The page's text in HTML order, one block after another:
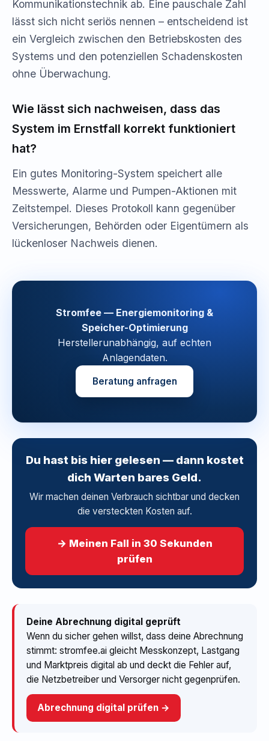
Kommunikationstechnik ab. Eine pauschale Zahl
lässt sich nicht seriös nennen – entscheidend ist
ein Vergleich zwischen den Betriebskosten des
Systems und den potenziellen Schadenskosten
ohne Überwachung.
Wie lässt sich nachweisen, dass das
System im Ernstfall korrekt funktioniert
hat?
Ein gutes Monitoring-System speichert alle
Messwerte, Alarme und Pumpen-Aktionen mit
Zeitstempel. Dieses Protokoll kann gegenüber
Versicherungen, Behörden oder Eigentümern als
lückenloser Nachweis dienen.
Stromfee — Energiemonitoring &
Speicher-Optimierung
Herstellerunabhängig, auf echten
Anlagendaten.
Beratung anfragen
Du hast bis hier gelesen — dann kostet
dich Warten bares Geld.
Wir machen deinen Verbrauch sichtbar und decken
die versteckten Kosten auf.
→ Meinen Fall in 30 Sekunden
prüfen
Deine Abrechnung digital geprüft
Wenn du sicher gehen willst, dass deine Abrechnung
stimmt: stromfee.ai gleicht Messkonzept, Lastgang
und Marktpreis digital ab und deckt die Fehler auf,
die Netzbetreiber und Versorger nicht gegenprüfen.
Abrechnung digital prüfen →